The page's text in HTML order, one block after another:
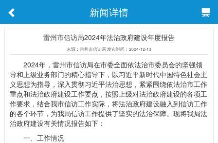
新闻详情
雷州市信访局2024年法治政府建设年度报告
来源：雷州市信访局 发布时间：2024-12-13
2024年，雷州市信访局在市委全面依法治市委员会的坚强领
导和上级业务部门的精心指导下，以习近平新时代中国特色社会主
义思想为指导，深入贯彻习近平法治思想，紧紧围绕依法治市工作
重点和法治政府建设工作要点，按照上级对法治政府建设的各项工
作要求，结合我市信访工作实际，将法治政府建设融入到信访工作
的各个环节，为我局信访工作提供了坚实的法治保障。现将我局法
治政府建设有关情况报告如下：
一、工作情况